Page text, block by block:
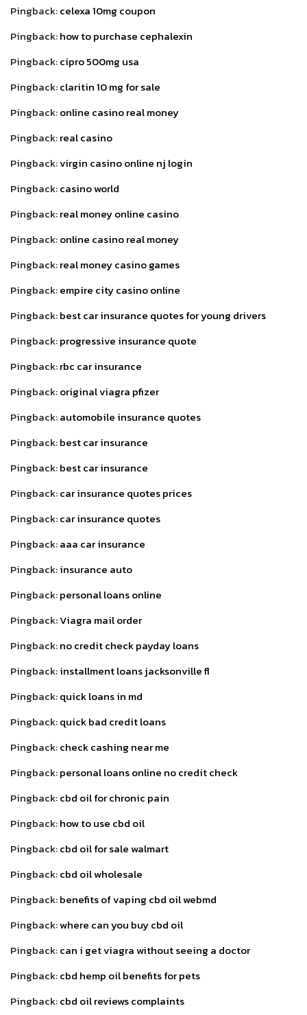
Pingback:celexa 10mg coupon
Pingback:how to purchase cephalexin
Pingback:cipro 500mg usa
Pingback:claritin 10 mg for sale
Pingback:online casino real money
Pingback:real casino
Pingback:virgin casino online nj login
Pingback:casino world
Pingback:real money online casino
Pingback:online casino real money
Pingback:real money casino games
Pingback:empire city casino online
Pingback:best car insurance quotes for young drivers
Pingback:progressive insurance quote
Pingback:rbc car insurance
Pingback:original viagra pfizer
Pingback:automobile insurance quotes
Pingback:best car insurance
Pingback:best car insurance
Pingback:car insurance quotes prices
Pingback:car insurance quotes
Pingback:aaa car insurance
Pingback:insurance auto
Pingback:personal loans online
Pingback:Viagra mail order
Pingback:no credit check payday loans
Pingback:installment loans jacksonville fl
Pingback:quick loans in md
Pingback:quick bad credit loans
Pingback:check cashing near me
Pingback:personal loans online no credit check
Pingback:cbd oil for chronic pain
Pingback:how to use cbd oil
Pingback:cbd oil for sale walmart
Pingback:cbd oil wholesale
Pingback:benefits of vaping cbd oil webmd
Pingback:where can you buy cbd oil
Pingback:can i get viagra without seeing a doctor
Pingback:cbd hemp oil benefits for pets
Pingback:cbd oil reviews complaints